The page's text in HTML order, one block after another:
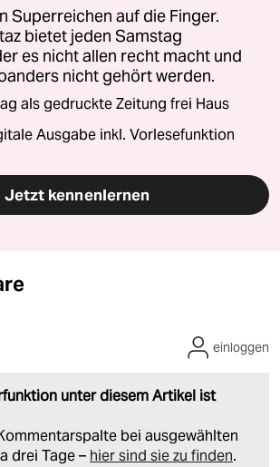
Superreichen auf die Finger.
bietet jeden Samstag
es nicht allen recht macht und
nicht gehört werden.
als gedruckte Zeitung frei Haus
Ausgabe inkl. Vorlesefunktion
Jetzt kennenlernen
unter diesem Artikel ist
bei ausgewählten
drei Tage – hier sind sie zu finden.
einloggen